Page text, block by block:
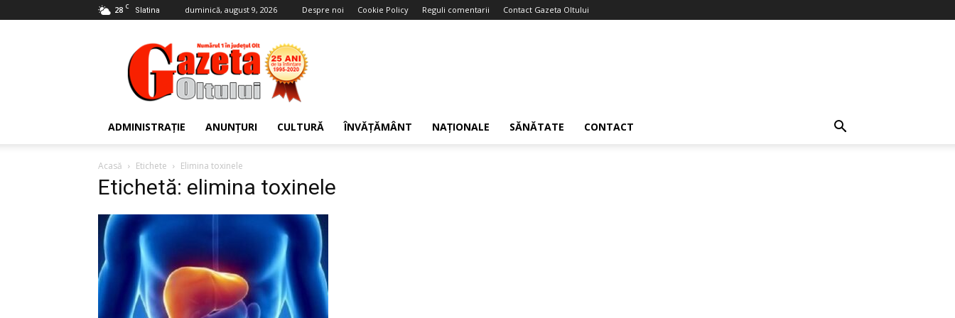
28 C Slatina duminică, august 9, 2026 Despre noi Cookie Policy Reguli comentarii Contact Gazeta Oltului
Gazeta
Oltului
ADMINISTRAȚIE ANUNȚURI CULTURĂ ÎNVĂȚĂMÂNT NAȚIONALE SĂNĂTATE CONTACT
Acasă Etichete Elimina toxinele
Etichetă: elimina toxinele